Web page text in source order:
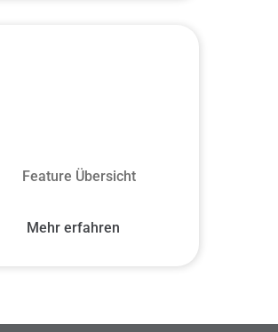
Feature Übersicht
Mehr erfahren